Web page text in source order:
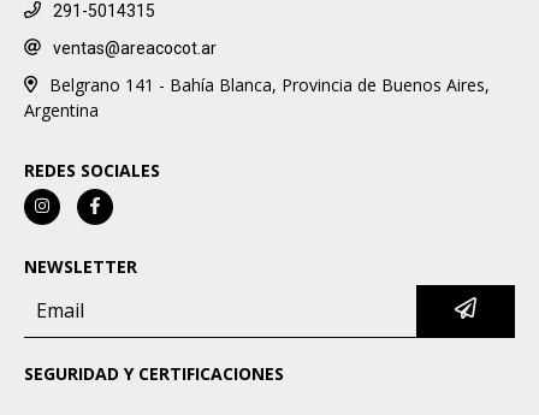
291-5014315
ventas@areacocot.ar
Belgrano 141 - Bahía Blanca, Provincia de Buenos Aires,
Argentina
REDES SOCIALES
NEWSLETTER
SEGURIDAD Y CERTIFICACIONES